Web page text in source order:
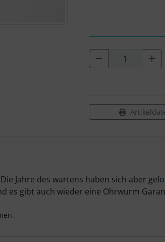
Jahre des wartens haben sich aber
es gibt auch wieder eine Ohrwurm